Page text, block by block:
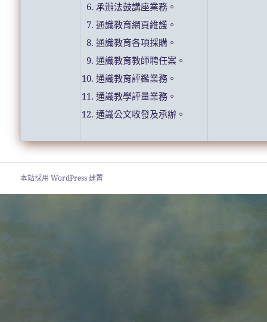
承辦法鼓講座業務。
通識教育網頁維護。
通識教育各項採購。
通識教育教師聘任案。
通識教育評鑑業務。
通識教學評量業務。
通識公文收發及承辦。
本站採用 WordPress 建置